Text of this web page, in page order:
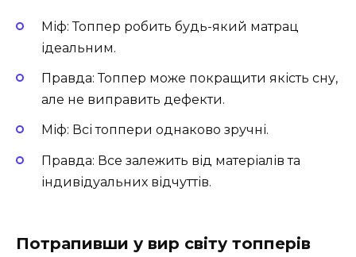
Міф: Топпер робить будь-який матрац
ідеальним.
Правда: Топпер може покращити якість сну,
але не виправить дефекти.
Міф: Всі топпери однаково зручні.
Правда: Все залежить від матеріалів та
індивідуальних відчуттів.
Потрапивши у вир світу топперів